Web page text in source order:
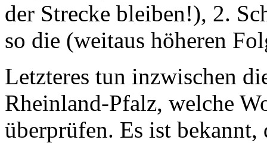
der Strecke bleiben!), 2.
so die (weitaus höheren
Letzteres tun inzwischen
Rheinland-Pfalz, welche
überprüfen. Es ist